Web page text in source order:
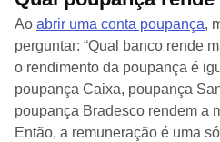
Ao abrir uma conta poupança,
perguntar: “Qual banco rende
o rendimento da poupança é
poupança Caixa, poupança
poupança Bradesco rendem a
Então, a remuneração é uma